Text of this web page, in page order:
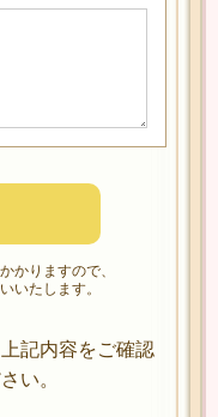
かりますので、
いたします。
記内容をご確認
い。